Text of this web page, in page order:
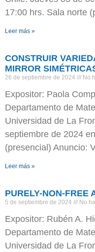
17:00 hrs. Sala norte
Leer más »
CONSTRUIR
MIRROR
26 de septiembre de 2024 No
Expositor: Paola
Departamento de
Universidad de La
septiembre de 2024
(presencial) Anuncio:
Leer más »
PURELY-NON-FREE
5 de septiembre de 2024 No
Expositor: Rubén A.
Departamento de
Universidad de La